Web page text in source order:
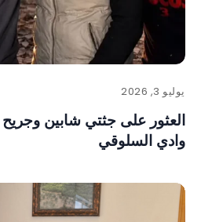
يوليو 3, 2026
وادي السلوقي